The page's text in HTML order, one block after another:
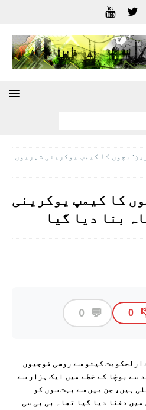
بچوں کا کیمپ یوکرینی شہریوں
کا کیمپ یوکرینی
بنا دیا گیا
0
💬
0
کیئو سے روسی فوجیوں
سے بوچّا کے خطے میں ایک ہزار سے
ہیں، جن میں سے بہت سوں کو
دفنا دیا گیا تھا۔ بی بی سی